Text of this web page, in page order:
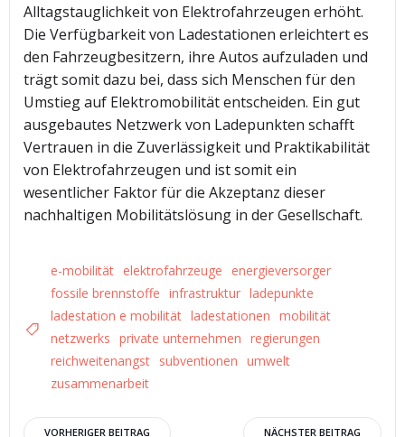
Alltagstauglichkeit von Elektrofahrzeugen erhöht.
Die Verfügbarkeit von Ladestationen erleichtert es
den Fahrzeugbesitzern, ihre Autos aufzuladen und
trägt somit dazu bei, dass sich Menschen für den
Umstieg auf Elektromobilität entscheiden. Ein gut
ausgebautes Netzwerk von Ladepunkten schafft
Vertrauen in die Zuverlässigkeit und Praktikabilität
von Elektrofahrzeugen und ist somit ein
wesentlicher Faktor für die Akzeptanz dieser
nachhaltigen Mobilitätslösung in der Gesellschaft.
e-mobilität elektrofahrzeuge
energieversorger
fossile brennstoffe infrastruktur ladepunkte
ladestation e mobilität ladestationen mobilität
netzwerks private unternehmen regierungen
reichweitenangst subventionen umwelt
zusammenarbeit
VORHERIGER BEITRAG NÄCHSTER BEITRAG